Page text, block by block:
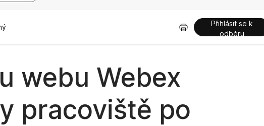
Přihlásit se k
odběru
webu Webex
pracoviště po